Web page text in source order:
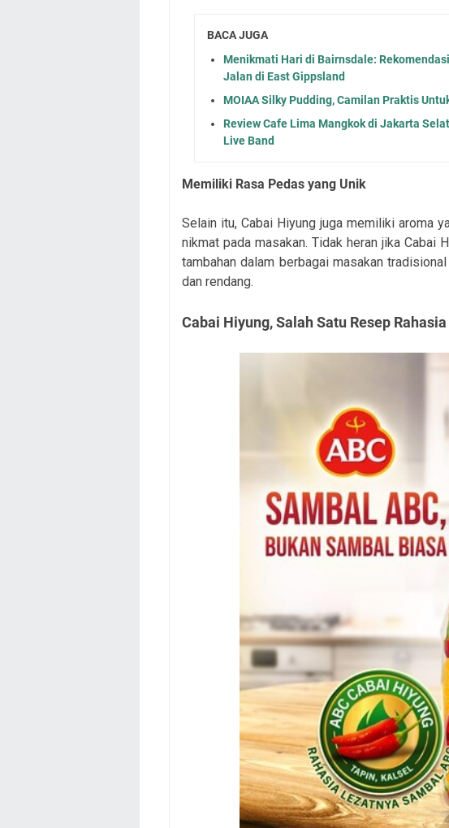
BACA JUGA
Menikmati Hari di Bairnsdale:
Jalan di East Gippsland
MOIAA Silky Pudding, Camilan Praktis
Review Cafe Lima Mangkok di Jakarta
Live Band
Memiliki Rasa Pedas yang Unik
Selain itu, Cabai Hiyung juga memiliki aroma
nikmat pada masakan. Tidak heran jika Cabai
tambahan dalam berbagai masakan
dan rendang.
Cabai Hiyung, Salah Satu Resep